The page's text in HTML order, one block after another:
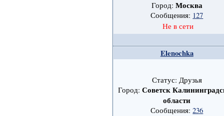
Город: Москва
Сообщения: 127
Не в сети
Elenochka
Статус: Друзья
Город: Советск
области
Сообщения:236